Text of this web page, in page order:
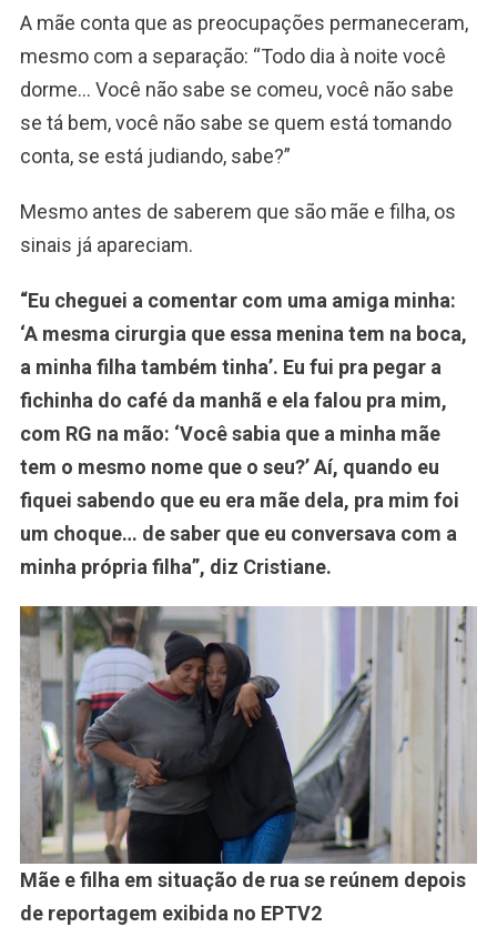
A mãe conta que as preocupações permaneceram,
mesmo com a separação: “Todo dia à noite você
dorme… Você não sabe se comeu, você não sabe
se tá bem, você não sabe se quem está tomando
conta, se está judiando, sabe?”
Mesmo antes de saberem que são mãe e filha, os
sinais já apareciam.
“Eu cheguei a comentar com uma amiga minha:
‘A mesma cirurgia que essa menina tem na boca,
a minha filha também tinha’. Eu fui pra pegar a
fichinha do café da manhã e ela falou pra mim,
com RG na mão: ‘Você sabia que a minha mãe
tem o mesmo nome que o seu?’ Aí, quando eu
fiquei sabendo que eu era mãe dela, pra mim foi
um choque… de saber que eu conversava com a
minha própria filha”, diz Cristiane.
Mãe e filha em situação de rua se reúnem depois
de reportagem exibida no EPTV2